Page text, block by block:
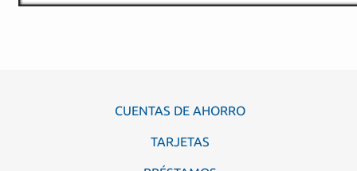
CUENTAS DE AHORRO
TARJETAS